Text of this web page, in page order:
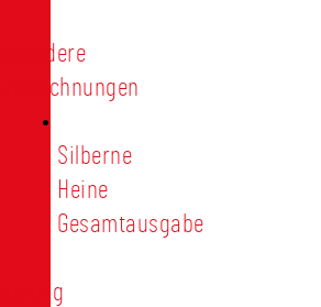
Besondere
Auszeichnungen
Silberne
Heine
Gesamtausgabe
Satzung